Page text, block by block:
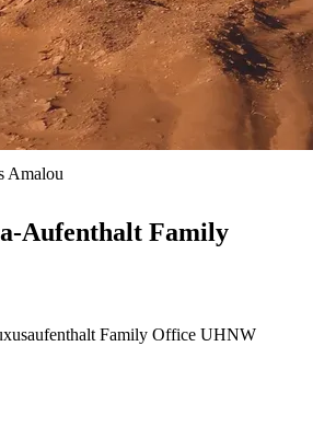
Amalou
Aufenthalt Family
Family Office UHNW